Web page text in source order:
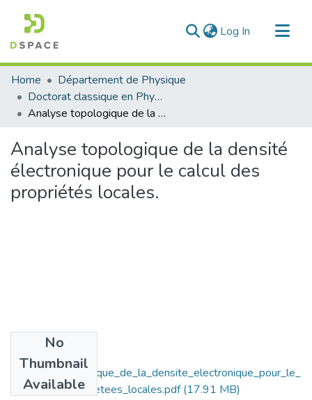
Log In (current)
Communities & Collections
All of DSpace
Statistics
Home
Département de Physique
Doctorat classique en Physique
Analyse topologique de la densité électronique pour le calcul des propriétés locales.
Analyse topologique de la densité
électronique pour le calcul des
propriétés locales.
No
Thumbnail
Available
Analyse_topologique_de_la_densite_electronique_pour_le_
calcul_des_proprietees_locales.pdf(17.91 MB)